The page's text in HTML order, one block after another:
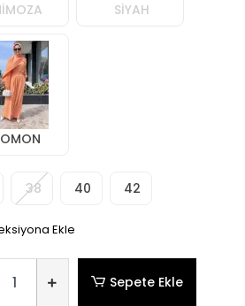
SİYAH
38 40 42
Ekle
Sepete Ekle